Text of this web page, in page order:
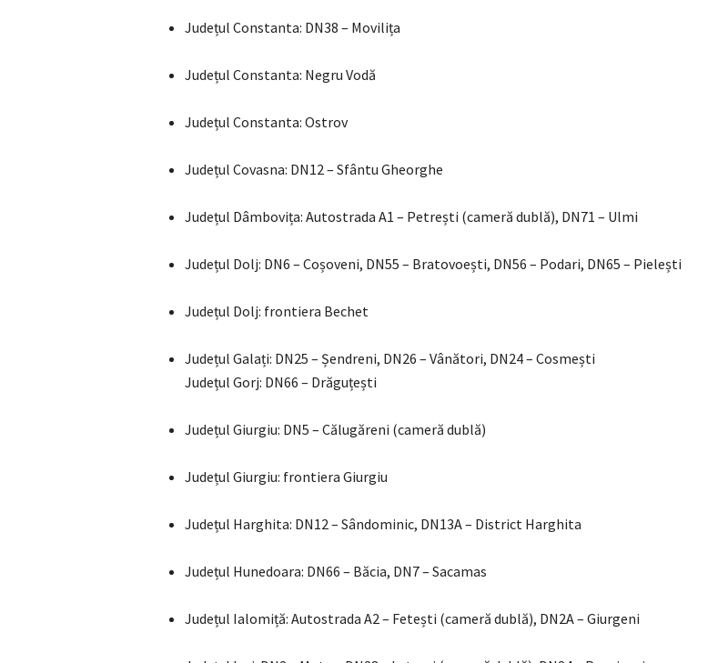
Județul Constanta: DN38 – Movilița
Județul Constanta: Negru Vodă
Județul Constanta: Ostrov
Județul Covasna: DN12 – Sfântu Gheorghe
Județul Dâmbovița: Autostrada A1 – Petrești (cameră dublă), DN71 – Ulmi
Județul Dolj: DN6 – Coșoveni, DN55 – Bratovoești, DN56 – Podari, DN65 – Pielești
Județul Dolj: frontiera Bechet
Județul Galați: DN25 – Șendreni, DN26 – Vânători, DN24 – Cosmești
Județul Gorj: DN66 – Drăguțești
Județul Giurgiu: DN5 – Călugăreni (cameră dublă)
Județul Giurgiu: frontiera Giurgiu
Județul Harghita: DN12 – Sândominic, DN13A – District Harghita
Județul Hunedoara: DN66 – Băcia, DN7 – Sacamas
Județul Ialomiță: Autostrada A2 – Fetești (cameră dublă), DN2A – Giurgeni